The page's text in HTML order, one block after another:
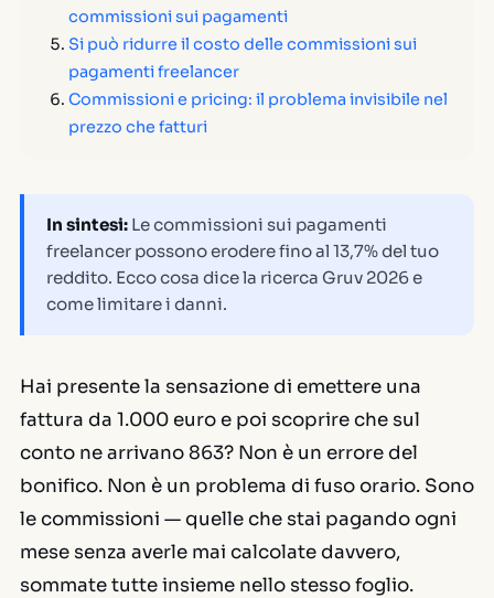
commissioni sui pagamenti
Si può ridurre il costo delle commissioni sui
pagamenti freelancer
Commissioni e pricing: il problema invisibile nel
prezzo che fatturi
In sintesi: Le commissioni sui pagamenti
freelancer possono erodere fino al 13,7% del tuo
reddito. Ecco cosa dice la ricerca Gruv 2026 e
come limitare i danni.
Hai presente la sensazione di emettere una
fattura da 1.000 euro e poi scoprire che sul
conto ne arrivano 863? Non è un errore del
bonifico. Non è un problema di fuso orario. Sono
le commissioni — quelle che stai pagando ogni
mese senza averle mai calcolate davvero,
sommate tutte insieme nello stesso foglio.